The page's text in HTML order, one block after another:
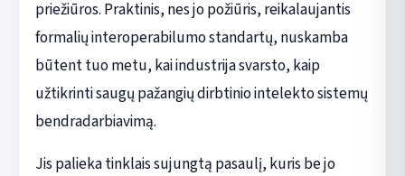
priežiūros. Praktinis, nes jo požiūris, reikalaujantis
formalių interoperabilumo standartų, nuskamba
būtent tuo metu, kai industrija svarsto, kaip
užtikrinti saugų pažangių dirbtinio intelekto sistemų
bendradarbiavimą.
Jis palieka tinklais sujungtą pasaulį, kuris be jo